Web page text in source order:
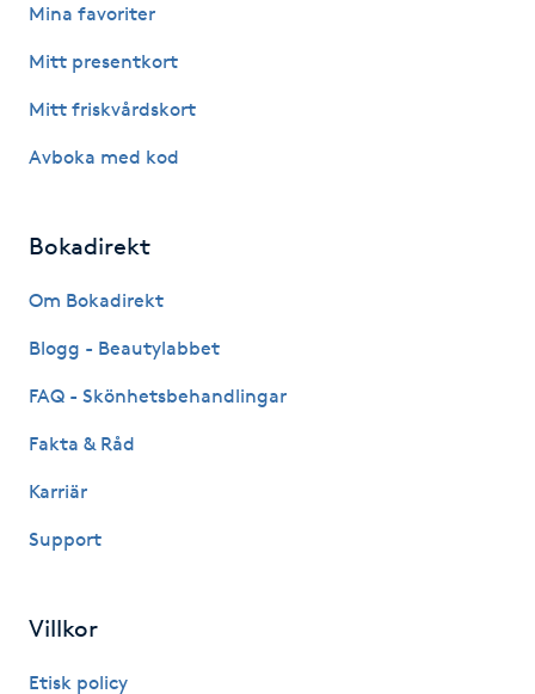
Idrottsmassage
Japansk massage
Mina favoriter
Mitt presentkort
Mitt friskvårdskort
Avboka med kod
Bokadirekt
Om Bokadirekt
Blogg - Beautylabbet
FAQ - Skönhetsbehandlingar
Fakta & Råd
Karriär
Support
Villkor
Etisk policy